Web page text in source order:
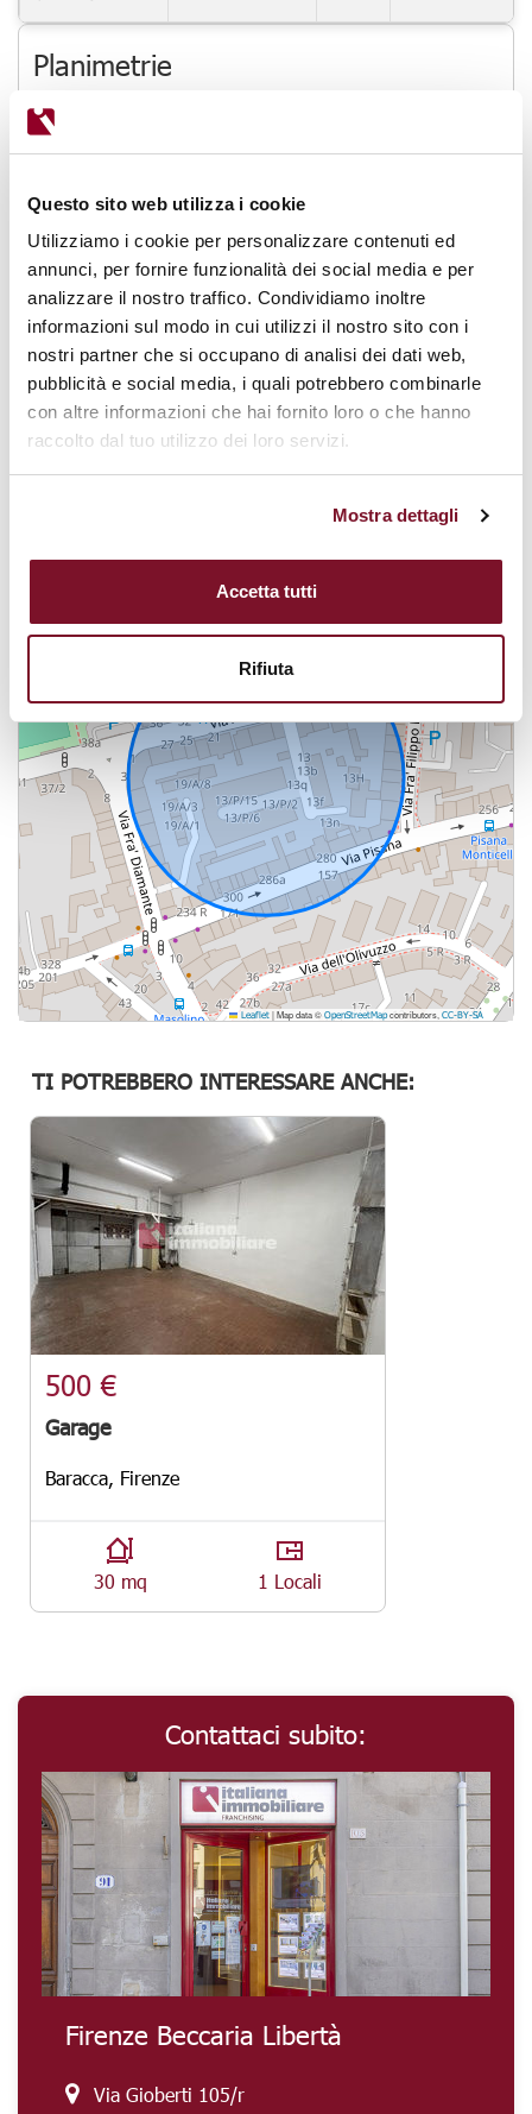
Questo sito web utilizza i cookie
Utilizziamo i cookie per personalizzare contenuti ed
annunci, per fornire funzionalità dei social media e per
analizzare il nostro traffico. Condividiamo inoltre
informazioni sul modo in cui utilizzi il nostro sito con i
nostri partner che si occupano di analisi dei dati web,
pubblicità e social media, i quali potrebbero combinarle
con altre informazioni che hai fornito loro o che hanno
raccolto dal tuo utilizzo dei loro servizi.
Mostra dettagli
Accetta tutti
Rifiuta
Planimetrie
Leaflet |Map data © OpenStreetMapcontributors, CC-BY-SA
TI POTREBBERO INTERESSARE ANCHE:
500 €
Garage
Baracca, Firenze
30 mq 1 Locali
Contattaci subito:
Firenze Beccaria Libertà
Via Gioberti 105/r